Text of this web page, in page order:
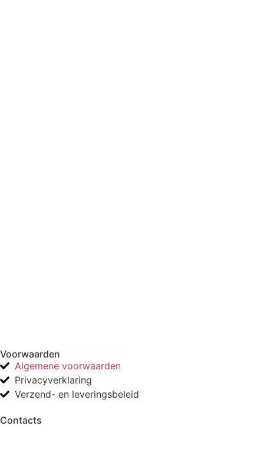
Voorwaarden
Algemene voorwaarden
Privacyverklaring
Verzend- en leveringsbeleid
Contacts